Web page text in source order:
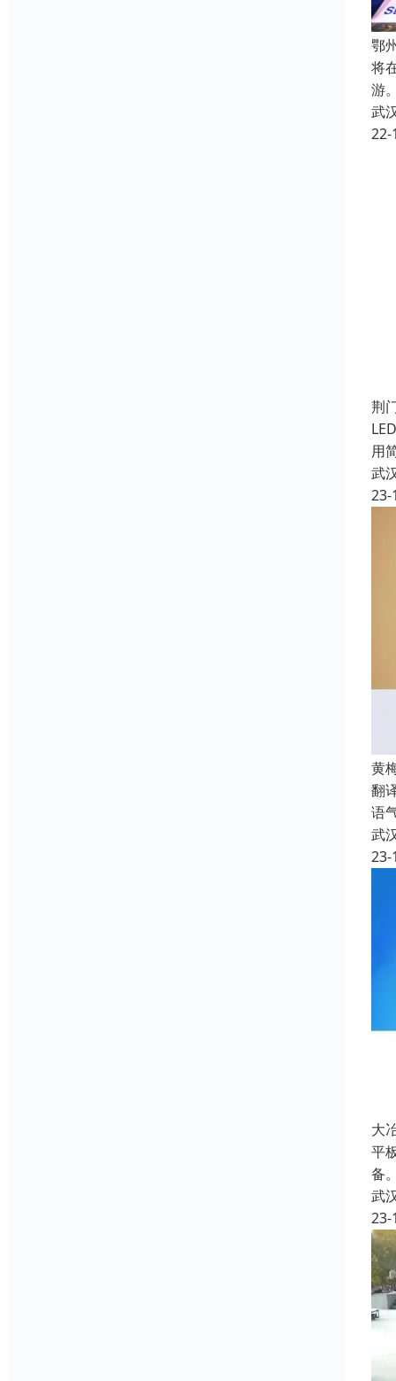
鄂
将
游
武
22-
荆
用
武
23-
黄
翻
语
武
23-
大
平
备
武
23-